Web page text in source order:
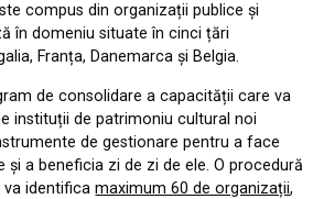
compus din organizații publice și
în domeniu situate în cinci țări
Franța, Danemarca și Belgia.
de consolidare a capacității care va
instituții de patrimoniu cultural noi
de gestionare pentru a face
a beneficia zi de zi de ele. O procedură
va identificamaximum 60 de organizații,